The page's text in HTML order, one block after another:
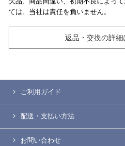
ては、当社は責任を負いません。
返品・交換の詳細
ご利用ガイド
配送・支払い方法
お問い合わせ